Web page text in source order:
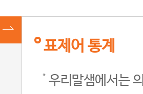
표제어 통계
우리말샘에서는